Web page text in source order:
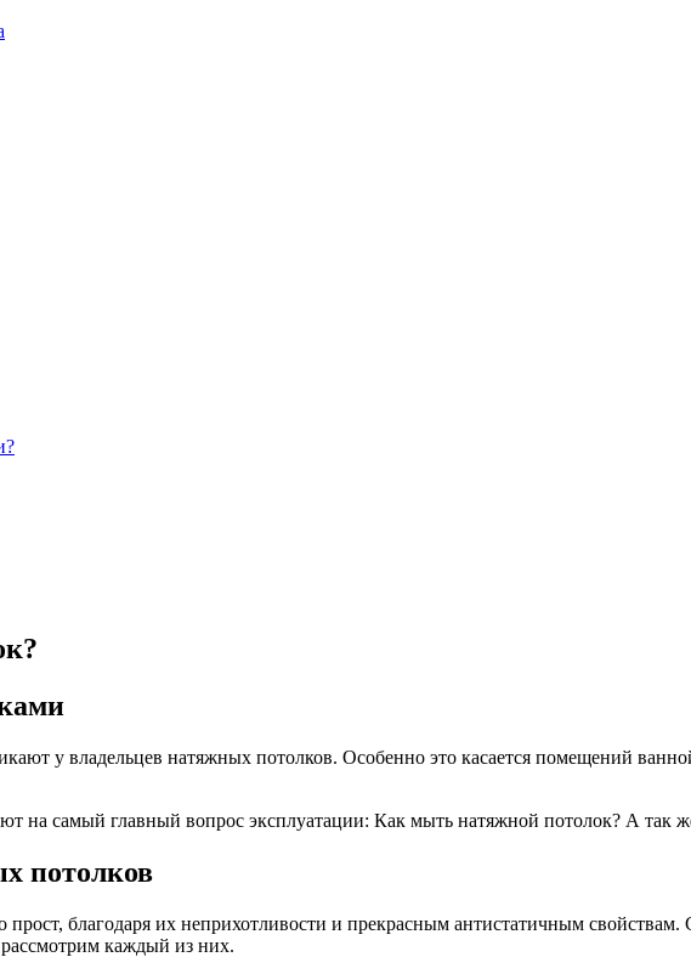
у владельцев натяжных потолков. Особенно это касается помещений
на самый главный вопрос эксплуатации: Как мыть натяжной потолок? А так
потолков
благодаря их неприхотливости и прекрасным антистатичным свойствам.
каждый из них.